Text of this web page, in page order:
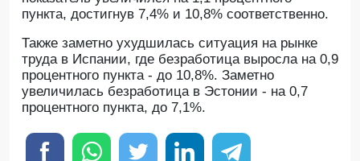
пункта, достигнув 7,4% и 10,8% соответственно.
Также заметно ухудшилась ситуация на рынке
труда в Испании, где безработица выросла на 0,9
процентного пункта - до 10,8%. Заметно
увеличилась безработица в Эстонии - на 0,7
процентного пункта, до 7,1%.